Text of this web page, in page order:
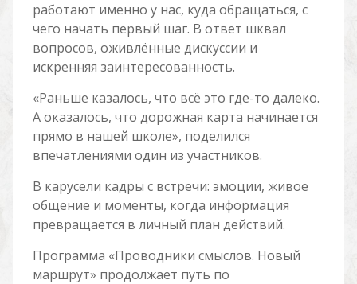
работают именно у нас, куда обращаться, с
чего начать первый шаг. В ответ шквал
вопросов, оживлённые дискуссии и
искренняя заинтересованность.
«Раньше казалось, что всё это где-то далеко.
А оказалось, что дорожная карта начинается
прямо в нашей школе», поделился
впечатлениями один из участников.
В карусели кадры с встречи: эмоции, живое
общение и моменты, когда информация
превращается в личный план действий.
Программа «Проводники смыслов. Новый
маршрут» продолжает путь по